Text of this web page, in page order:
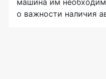
машина им
о важности наличия